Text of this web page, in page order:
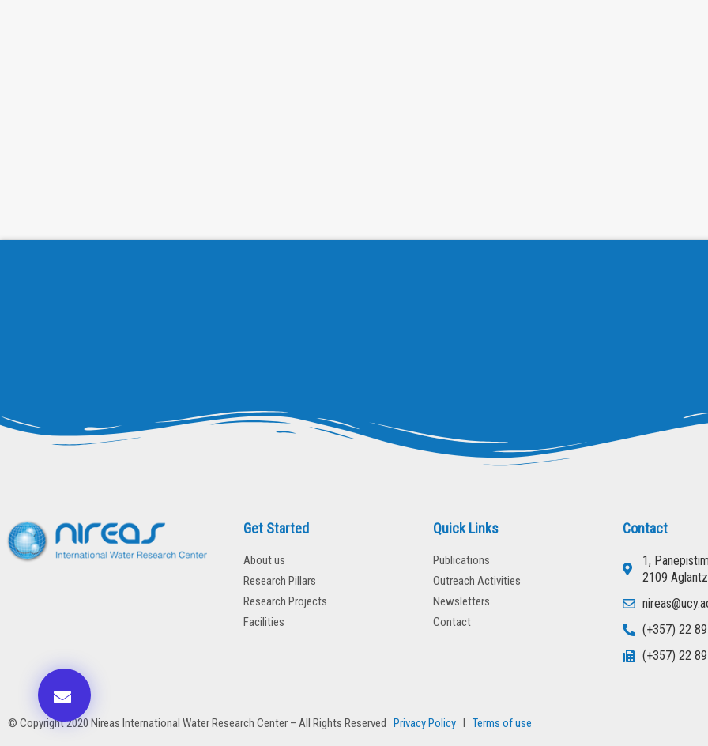
Get Started
About us
Research Pillars
Research Projects
Facilities
Quick Links
Publications
Outreach Activities
Newsletters
Contact
Contact
1,
2109
(+357) 22
(+357) 22
© Copyright 2020 Nireas International Water Research Center – All Rights Reserved Privacy Policy Terms of use